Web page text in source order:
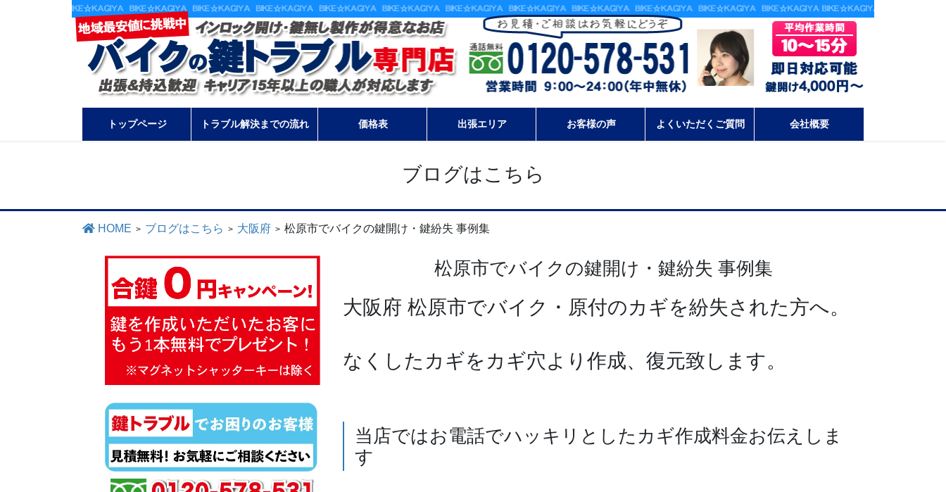
動
トップページ トラブル解決までの流れ 価格表 出張エリア お客様の声 よくいただくご質問 会社概要
ブログはこちら
HOME ブログはこちら 大阪府 松原市でバイクの鍵開け・鍵紛失 事例集
松原市でバイクの鍵開け・鍵紛失 事例集
大阪府 松原市でバイク・原付のカギを紛失された方へ。
なくしたカギをカギ穴より作成、復元致します。
当店ではお電話でハッキリとしたカギ作成料金お伝えしま
す